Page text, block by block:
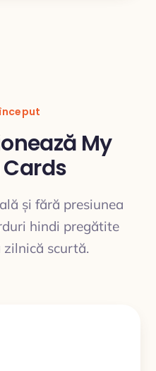
My
și fără presiunea
hindi pregătite
scurtă.